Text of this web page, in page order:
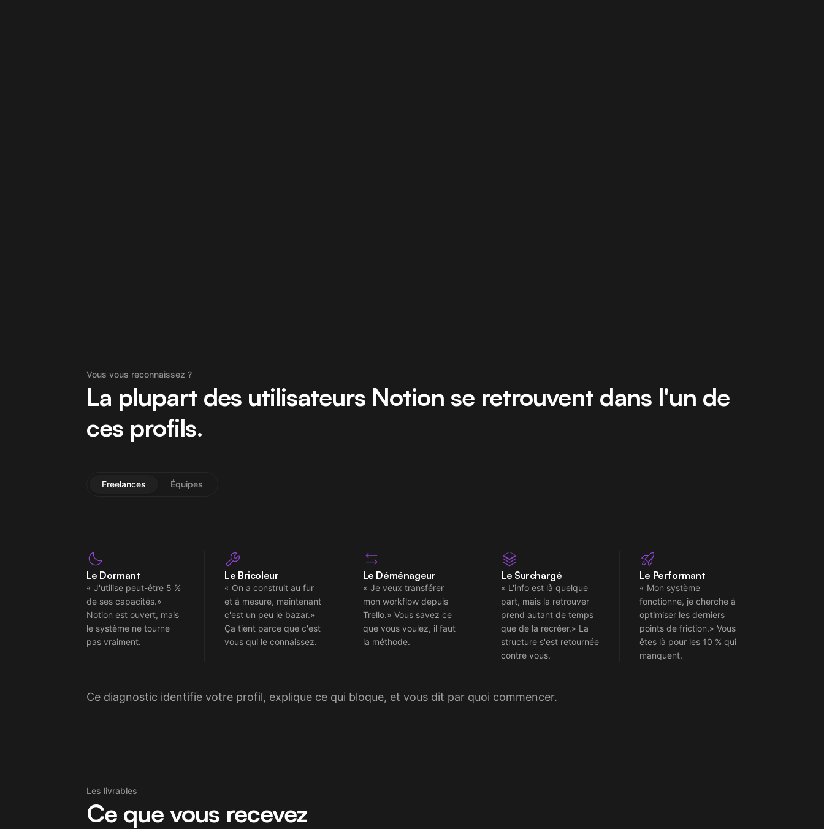
Vous vous reconnaissez ?
La plupart des utilisateurs Notion se retrouvent dans l'un de
ces profils.
Freelances Équipes
Le Dormant
« J'utilise peut-être 5 %
de ses capacités.»
Notion est ouvert, mais
le système ne tourne
pas vraiment.
Le Bricoleur
« On a construit au fur
et à mesure, maintenant
c'est un peu le bazar.»
Ça tient parce que c'est
vous qui le connaissez.
Le Déménageur
« Je veux transférer
mon workflow depuis
Trello.» Vous savez ce
que vous voulez, il faut
la méthode.
Le Surchargé
« L'info est là quelque
part, mais la retrouver
prend autant de temps
que de la recréer.» La
structure s'est retournée
contre vous.
Le Performant
« Mon système
fonctionne, je cherche à
optimiser les derniers
points de friction.» Vous
êtes là pour les 10 % qui
manquent.
Ce diagnostic identifie votre profil, explique ce qui bloque, et vous dit par quoi commencer.
Les livrables
Ce que vous recevez